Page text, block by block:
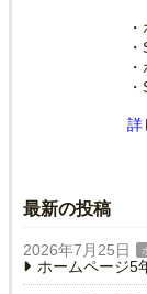
詳
最新の投稿
2026年7月25日
ホームページ5